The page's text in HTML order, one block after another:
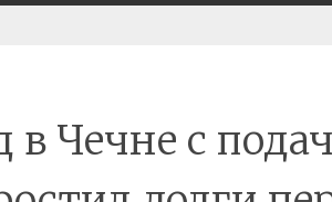
в Чечне с